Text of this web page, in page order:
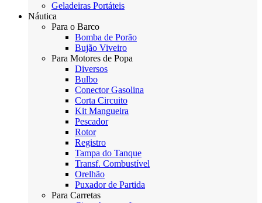
Geladeiras Portáteis
Náutica
Para o Barco
Bomba de Porão
Bujão Viveiro
Para Motores de Popa
Diversos
Bulbo
Conector Gasolina
Corta Circuito
Kit Mangueira
Pescador
Rotor
Registro
Tampa do Tanque
Transf. Combustível
Orelhão
Puxador de Partida
Para Carretas